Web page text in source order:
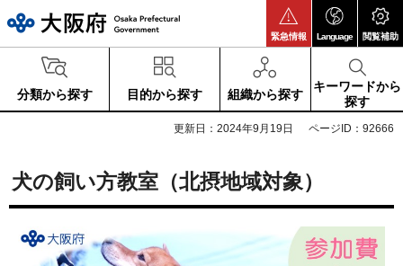
緊急情報 Language 閲覧補助
分類から探す 目的から探す 組織から探す
キーワードから
探す
更新日：2024年9月19日 ページID：92666
犬の飼い方教室（北摂地域対象）